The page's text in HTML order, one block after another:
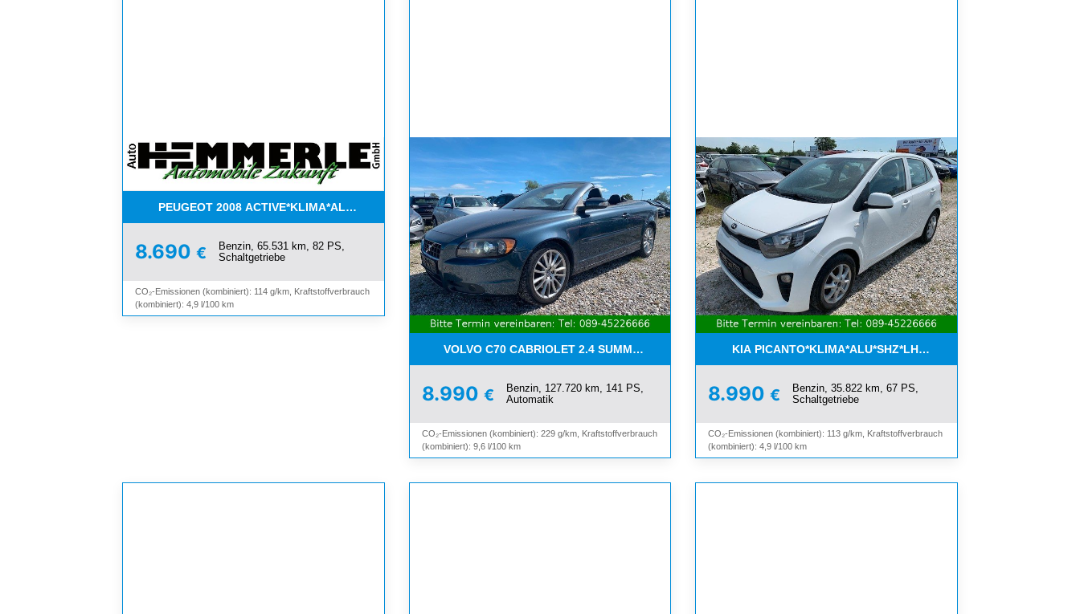
PEUGEOT 2008 ACTIVE*KLIMA*ALLWETTER*PDC*BLUETOOTH*
8.690 €
Benzin, 65.531 km, 82 PS,
Schaltgetriebe
CO₂-Emissionen (kombiniert): 114 g/km, Kraftstoffverbrauch
(kombiniert): 4,9 l/100 km
VOLVO C70 CABRIOLET 2.4 SUMMUM*LEDER*XENON*8-FACH ALU*
8.990 €
Benzin, 127.720 km, 141 PS,
Automatik
CO₂-Emissionen (kombiniert): 229 g/km, Kraftstoffverbrauch
(kombiniert): 9,6 l/100 km
KIA PICANTO*KLIMA*ALU*SHZ*LHZ*BLUETOOTH*
8.990€
Benzin, 35.822 km, 67 PS,
Schaltgetriebe
CO₂-Emissionen (kombiniert): 113 g/km, Kraftstoffverbrauch
(kombiniert): 4,9 l/100 km